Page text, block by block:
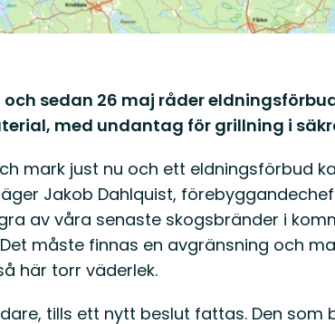
sedan 26 maj råder
med undantag för grillning i
mark just nu och ett eldningsförbud
Jakob Dahlquist,
av våra senaste skogsbränder i
måste finnas en avgränsning och
här torr väderlek.
tills ett nytt beslut fattas. Den